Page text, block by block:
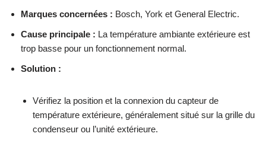
Marques concernées : Bosch, York et General Electric.
Cause principale : La température ambiante extérieure est
trop basse pour un fonctionnement normal.
Solution :
Vérifiez la position et la connexion du capteur de
température extérieure, généralement situé sur la grille du
condenseur ou l’unité extérieure.